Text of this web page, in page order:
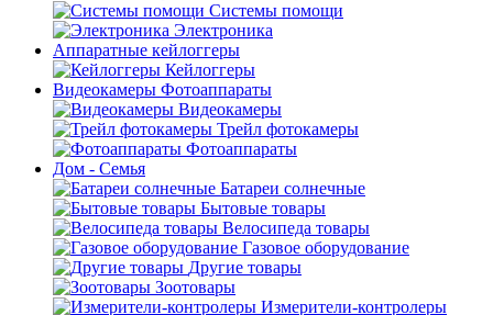
Системы помощи
Электроника
Аппаратные кейлоггеры
Кейлоггеры
Видеокамеры Фотоаппараты
Видеокамеры
Трейл фотокамеры
Фотоаппараты
Дом - Семья
Батареи солнечные
Бытовые товары
Велосипеда товары
Газовое оборудование
Другие товары
Зоотовары
Измерители-контролеры